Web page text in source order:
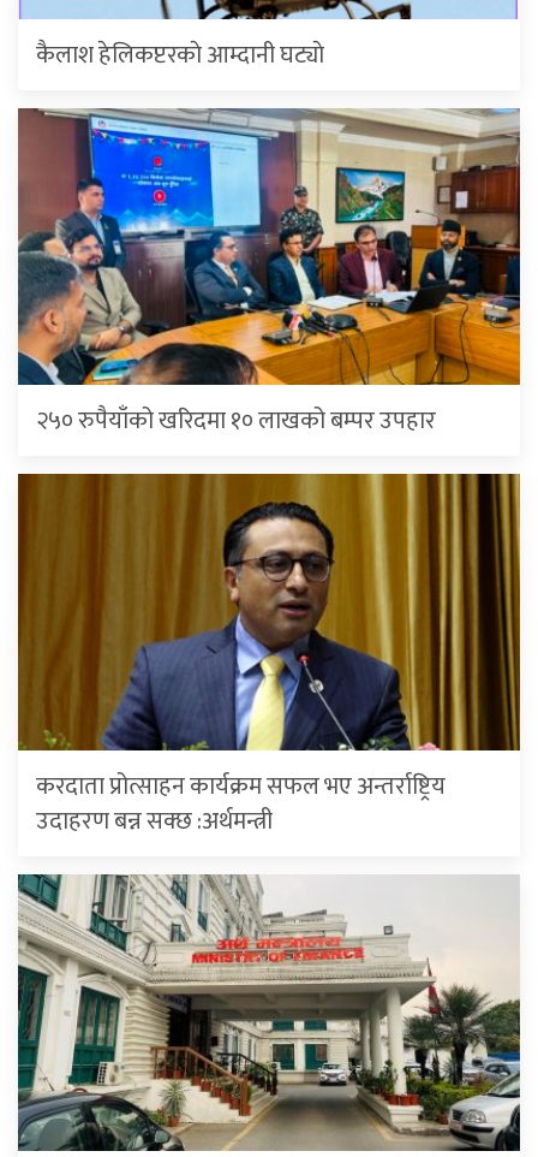
कैलाश हेलिकप्टरकाे आम्दानी घट्याे
२५० रुपैयाँको खरिदमा १० लाखको बम्पर उपहार
करदाता प्रोत्साहन कार्यक्रम सफल भए अन्तर्राष्ट्रिय
उदाहरण बन्न सक्छ :अर्थमन्त्री